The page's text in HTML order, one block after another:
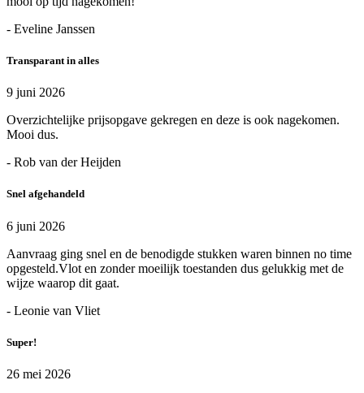
- Eveline Janssen
Transparant in alles
9 juni 2026
Overzichtelijke prijsopgave gekregen en deze is ook nagekomen.
Mooi dus.
- Rob van der Heijden
Snel afgehandeld
6 juni 2026
Aanvraag ging snel en de benodigde stukken waren binnen no time
opgesteld.Vlot en zonder moeilijk toestanden dus gelukkig met de
wijze waarop dit gaat.
- Leonie van Vliet
Super!
26 mei 2026